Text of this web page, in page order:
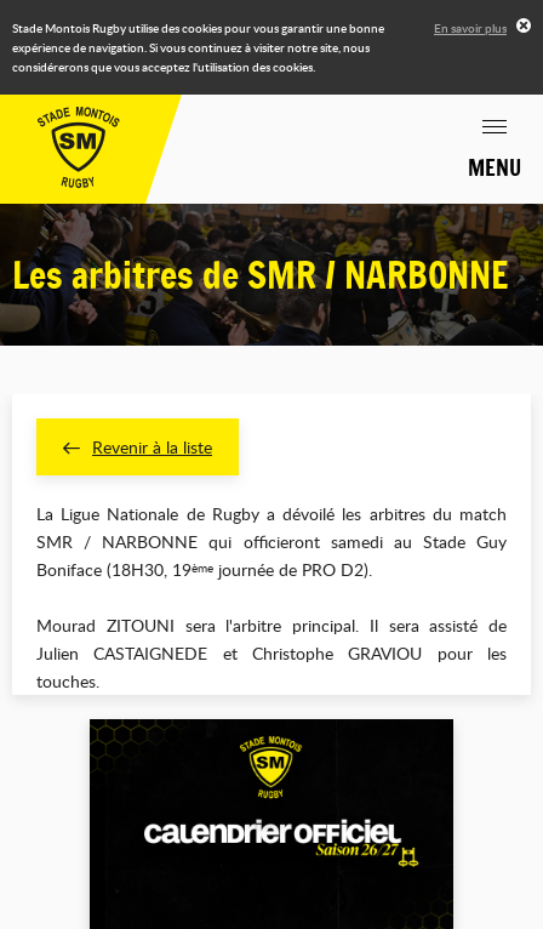
Stade Montois Rugby utilise des cookies pour vous garantir une bonne
expérience de navigation. Si vous continuez à visiter notre site, nous
considérerons que vous acceptez l'utilisation des cookies.
En savoir plus
MENU
Les arbitres de SMR / NARBONNE
Revenir à la liste
La Ligue Nationale de Rugby a dévoilé les arbitres du match
SMR / NARBONNE qui officieront samedi au Stade Guy
Boniface (18H30, 19ème journée de PRO D2).
Mourad ZITOUNI sera l'arbitre principal. Il sera assisté de
Julien CASTAIGNEDE et Christophe GRAVIOU pour les
touches.